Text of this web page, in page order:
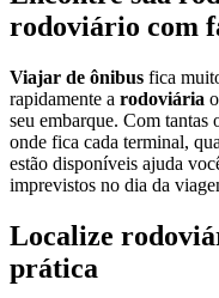
rodoviário com
Viajar de ônibus fica
rapidamente a rodoviária
seu embarque. Com tantas
onde fica cada terminal,
estão disponíveis ajuda
imprevistos no dia da
Localize
prática